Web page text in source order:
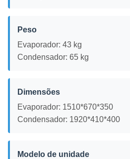
Peso
Evaporador: 43 kg
Condensador: 65 kg
Dimensões
Evaporador: 1510*670*350
Condensador: 1920*410*400
Modelo de unidade